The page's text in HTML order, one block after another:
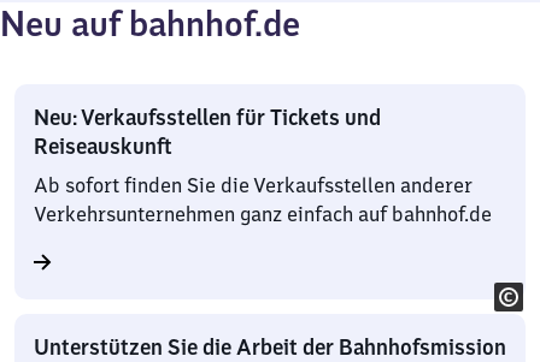
Neu auf bahnhof.de
Neu: Verkaufsstellen für Tickets und
Reiseauskunft
Ab sofort finden Sie die Verkaufsstellen anderer
Verkehrsunternehmen ganz einfach auf bahnhof.de
Unterstützen Sie die Arbeit der Bahnhofsmission